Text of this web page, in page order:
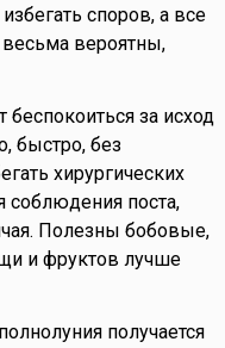
споров, а все
вероятны,
за исход
быстро, без
хирургических
соблюдения поста,
Полезны бобовые,
и фруктов лучше
получается